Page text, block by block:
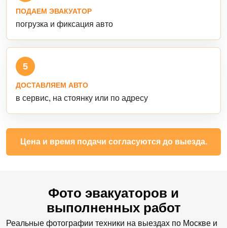
ПОДАЕМ ЭВАКУАТОР
погрузка и фиксация авто
5
ДОСТАВЛЯЕМ АВТО
в сервис, на стоянку или по адресу
Цена и время подачи согласуются до выезда.
Фото эвакуаторов и
выполненных работ
Реальные фотографии техники на выездах по Москве и